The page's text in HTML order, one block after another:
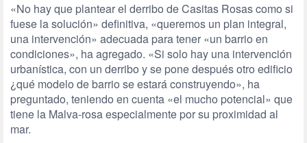
«No hay que plantear el derribo de Casitas Rosas como si
fuese la solución» definitiva, «queremos un plan integral,
una intervención» adecuada para tener «un barrio en
condiciones», ha agregado. «Si solo hay una intervención
urbanística, con un derribo y se pone después otro edificio
¿qué modelo de barrio se estará construyendo», ha
preguntado, teniendo en cuenta «el mucho potencial» que
tiene la Malva-rosa especialmente por su proximidad al
mar.